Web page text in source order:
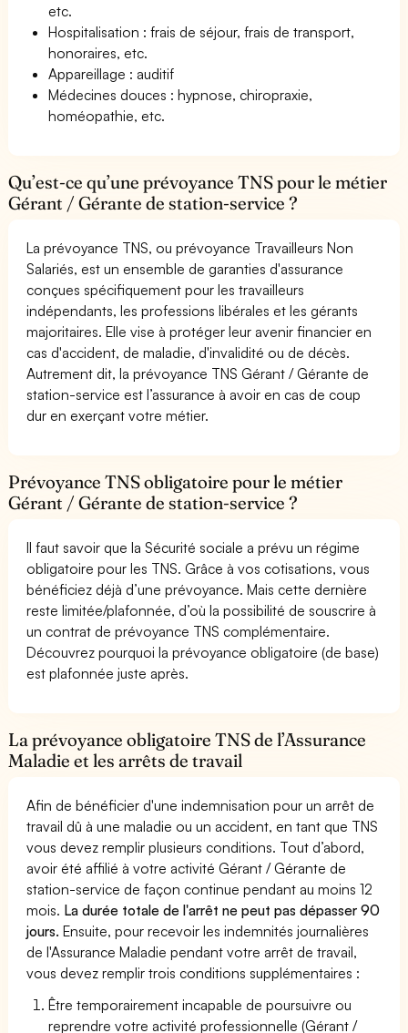
etc.
Hospitalisation : frais de séjour, frais de transport,
honoraires, etc.
Appareillage : auditif
Médecines douces : hypnose, chiropraxie,
homéopathie, etc.
Qu’est-ce qu’une prévoyance TNS pour le métier
Gérant / Gérante de station-service ?
La prévoyance TNS, ou prévoyance Travailleurs Non
Salariés, est un ensemble de garanties d'assurance
conçues spécifiquement pour les travailleurs
indépendants, les professions libérales et les gérants
majoritaires. Elle vise à protéger leur avenir financier en
cas d'accident, de maladie, d'invalidité ou de décès.
Autrement dit, la prévoyance TNS Gérant / Gérante de
station-service est l’assurance à avoir en cas de coup
dur en exerçant votre métier.
Prévoyance TNS obligatoire pour le métier
Gérant / Gérante de station-service ?
Il faut savoir que la Sécurité sociale a prévu un régime
obligatoire pour les TNS. Grâce à vos cotisations, vous
bénéficiez déjà d’une prévoyance. Mais cette dernière
reste limitée/plafonnée, d’où la possibilité de souscrire à
un contrat de prévoyance TNS complémentaire.
Découvrez pourquoi la prévoyance obligatoire (de base)
est plafonnée juste après.
La prévoyance obligatoire TNS de l’Assurance
Maladie et les arrêts de travail
Afin de bénéficier d'une indemnisation pour un arrêt de
travail dû à une maladie ou un accident, en tant que TNS
vous devez remplir plusieurs conditions. Tout d’abord,
avoir été affilié à votre activité Gérant / Gérante de
station-service de façon continue pendant au moins 12
mois. La durée totale de l'arrêt ne peut pas dépasser 90
jours. Ensuite, pour recevoir les indemnités journalières
de l'Assurance Maladie pendant votre arrêt de travail,
vous devez remplir trois conditions supplémentaires :
Être temporairement incapable de poursuivre ou
reprendre votre activité professionnelle (Gérant /